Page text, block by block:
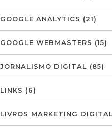
GOOGLE ANALYTICS (21)
GOOGLE WEBMASTERS (15)
JORNALISMO DIGITAL (85)
LINKS (6)
LIVROS MARKETING